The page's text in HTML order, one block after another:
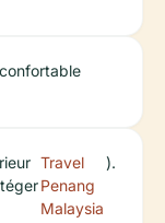
Travel
Penang
Malaysia
).